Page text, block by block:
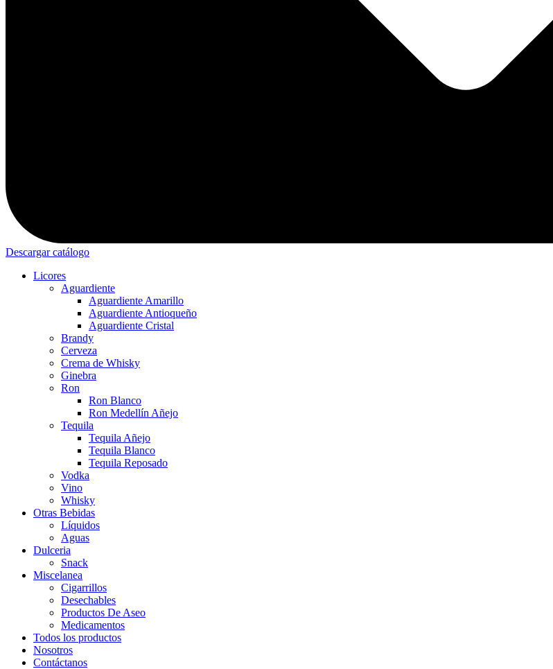
Descargar catálogo
Licores
Aguardiente
Aguardiente Amarillo
Aguardiente Antioqueño
Aguardiente Cristal
Brandy
Cerveza
Crema de Whisky
Ginebra
Ron
Ron Blanco
Ron Medellín Añejo
Tequila
Tequila Añejo
Tequila Blanco
Tequila Reposado
Vodka
Vino
Whisky
Otras Bebidas
Líquidos
Aguas
Dulceria
Snack
Miscelanea
Cigarrillos
Desechables
Productos De Aseo
Medicamentos
Todos los productos
Nosotros
Contáctanos